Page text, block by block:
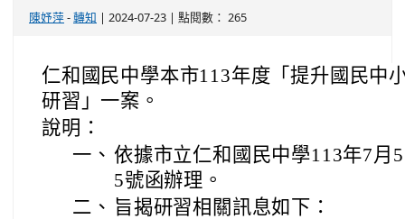
陳妤萍-轉知 | 2024-07-23 | 點閱數： 265
仁和國民中學本市113年度「提升國民中
研習」一案。
說明：
一、 依據市立仁和國民中學113年7月
5號函辦理。
二、 旨揭研習相關訊息如下：